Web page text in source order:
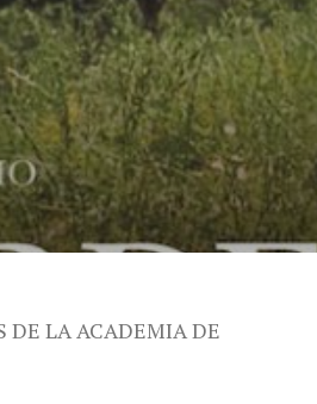
DE LA ACADEMIA DE